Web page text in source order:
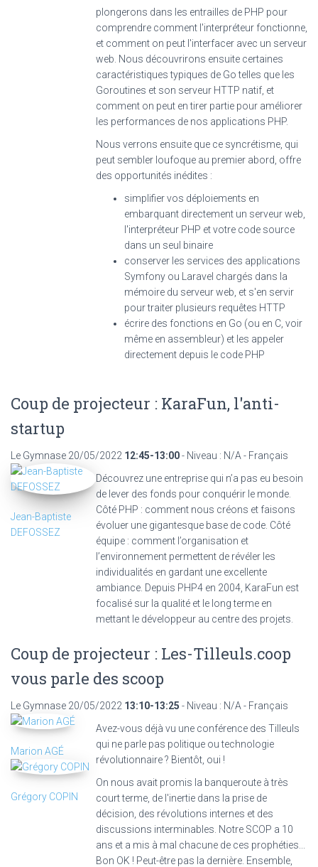
plongerons dans les entrailles de PHP pour
comprendre comment l'interpréteur fonctionne,
et comment on peut l'interfacer avec un serveur
web. Nous découvrirons ensuite certaines
caractéristiques typiques de Go telles que les
Goroutines et son serveur HTTP natif, et
comment on peut en tirer partie pour améliorer
les performances de nos applications PHP.
Nous verrons ensuite que ce syncrétisme, qui
peut sembler loufoque au premier abord, offre
des opportunités inédites :
simplifier vos déploiements en
embarquant directement un serveur web,
l'interpréteur PHP et votre code source
dans un seul binaire
conserver les services des applications
Symfony ou Laravel chargés dans la
mémoire du serveur web, et s'en servir
pour traiter plusieurs requêtes HTTP
écrire des fonctions en Go (ou en C, voir
même en assembleur) et les appeler
directement depuis le code PHP
Coup de projecteur : KaraFun, l'anti-
startup
Le Gymnase 20/05/2022 12:45-13:00- Niveau : N/A - Français
Découvrez une entreprise qui n’a pas eu besoin
de lever des fonds pour conquérir le monde.
Côté PHP : comment nous créons et faisons
évoluer une gigantesque base de code. Côté
équipe : comment l’organisation et
l’environnement permettent de révéler les
individualités en gardant une excellente
ambiance. Depuis PHP4 en 2004, KaraFun est
focalisé sur la qualité et le long terme en
mettant le développeur au centre des projets.
Jean-Baptiste
DEFOSSEZ
Coup de projecteur : Les-Tilleuls.coop
vous parle des scoop
Le Gymnase 20/05/2022 13:10-13:25 - Niveau : N/A - Français
Avez-vous déjà vu une conférence des Tilleuls
qui ne parle pas politique ou technologie
révolutionnaire ? Bientôt, oui !
On nous avait promis la banqueroute à très
court terme, de l'inertie dans la prise de
décision, des révolutions internes et des
discussions interminables. Notre SCOP a 10
ans et a mis à mal chacune de ces prophéties...
Bon OK ! Peut-être pas la dernière. Ensemble,
Marion AGÉ
Grégory COPIN